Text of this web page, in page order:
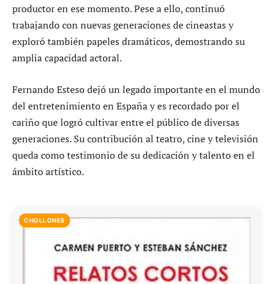
productor en ese momento. Pese a ello, continuó
trabajando con nuevas generaciones de cineastas y
exploró también papeles dramáticos, demostrando su
amplia capacidad actoral.
Fernando Esteso dejó un legado importante en el mundo
del entretenimiento en España y es recordado por el
cariño que logró cultivar entre el público de diversas
generaciones. Su contribución al teatro, cine y televisión
queda como testimonio de su dedicación y talento en el
ámbito artístico.
CHOLLONES